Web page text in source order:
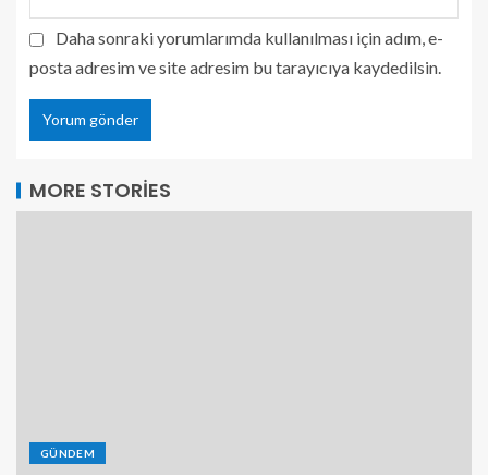
Daha sonraki yorumlarımda kullanılması için adım, e-
posta adresim ve site adresim bu tarayıcıya kaydedilsin.
MORE STORIES
GÜNDEM